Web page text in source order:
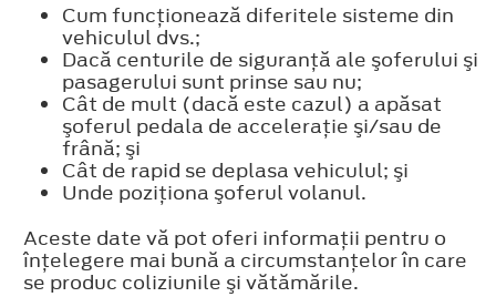
Cum funcţionează diferitele sisteme din
vehiculul dvs.;
Dacă centurile de siguranţă ale şoferului şi
pasagerului sunt prinse sau nu;
Cât de mult (dacă este cazul) a apăsat
şoferul pedala de acceleraţie şi/sau de
frână; şi
Cât de rapid se deplasa vehiculul; şi
Unde poziţiona şoferul volanul.
Aceste date vă pot oferi informaţii pentru o
înţelegere mai bună a circumstanţelor în care
se produc coliziunile şi vătămările.